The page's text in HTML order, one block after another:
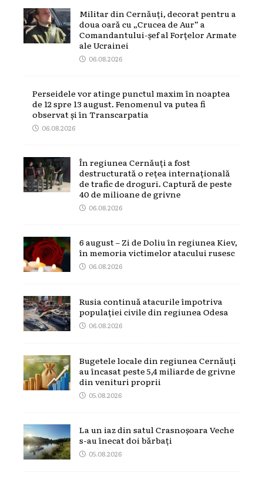
Militar din Cernăuți, decorat pentru a
doua oară cu „Crucea de Aur” a
Comandantului-șef al Forțelor Armate
ale Ucrainei
06.08.2026
Perseidele vor atinge punctul maxim în noaptea
de 12 spre 13 august. Fenomenul va putea fi
observat și în Transcarpatia
06.08.2026
În regiunea Cernăuți a fost
destructurată o rețea internațională
de trafic de droguri. Captură de peste
40 de milioane de grivne
06.08.2026
6 august – Zi de Doliu în regiunea Kiev,
în memoria victimelor atacului rusesc
06.08.2026
Rusia continuă atacurile împotriva
populației civile din regiunea Odesa
06.08.2026
Bugetele locale din regiunea Cernăuți
au încasat peste 5,4 miliarde de grivne
din venituri proprii
05.08.2026
La un iaz din satul Crasnoșoara Veche
s-au înecat doi bărbați
05.08.2026